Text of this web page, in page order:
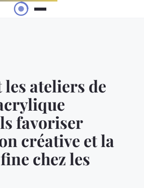
ateliers de
favoriser
créative et la
chez les